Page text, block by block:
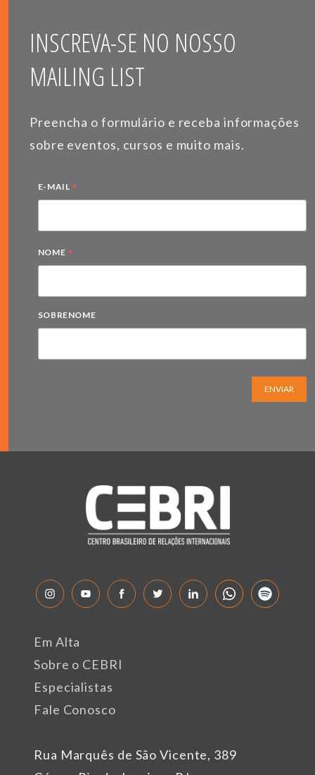
INSCREVA-SE NO NOSSO
MAILING LIST
Preencha o formulário e receba informações
sobre eventos, cursos e muito mais.
E-MAIL *
NOME *
SOBRENOME
ENVIAR
Rua Marquês de São Vicente, 389
Em Alta
Sobre o CEBRI
Especialistas
Fale Conosco